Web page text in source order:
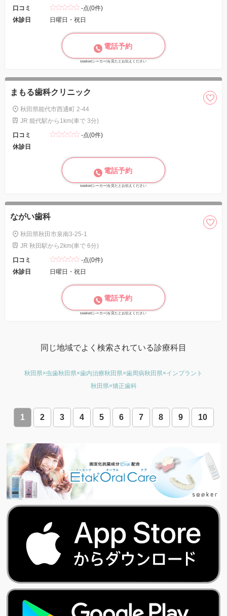
口コミ
-点(0件)
休診日
日曜日・祝日
電話予約
seeker(シーカー)を見たとお伝えください
まもる歯科クリニック
秋田県能代市西通町 2-44
JR 能代駅から1km(車で 3分)
口コミ
-点(0件)
休診日
電話予約
seeker(シーカー)を見たとお伝えください
ながい歯科
秋田県秋田市泉南3-25-1
JR 秋田駅から2km(車で 6分)
口コミ
-点(0件)
休診日
日曜日・祝日
電話予約
seeker(シーカー)を見たとお伝えください
同じ地域でよく検索されている診療科目
秋田県×虫歯秋田県×歯内治療秋田県×歯周病秋田県×インプラント
秋田県×矯正歯科
1 2 3 4 5 6 7 8 9 10